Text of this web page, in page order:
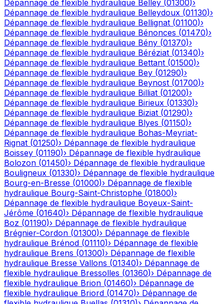
Dépannage de flexible hydraulique Belley (01300)›
Dépannage de flexible hydraulique Belleydoux (01130)›
Dépannage de flexible hydraulique Bellignat (01100)›
Dépannage de flexible hydraulique Bénonces (01470)›
Dépannage de flexible hydraulique Bény (01370)›
Dépannage de flexible hydraulique Béréziat (01340)›
Dépannage de flexible hydraulique Bettant (01500)›
Dépannage de flexible hydraulique Bey (01290)›
Dépannage de flexible hydraulique Beynost (01700)›
Dépannage de flexible hydraulique Billiat (01200)›
Dépannage de flexible hydraulique Birieux (01330)›
Dépannage de flexible hydraulique Biziat (01290)›
Dépannage de flexible hydraulique Blyes (01150)›
Dépannage de flexible hydraulique Bohas-Meyriat-
Rignat (01250)› Dépannage de flexible hydraulique
Boissey (01190)› Dépannage de flexible hydraulique
Bolozon (01450)› Dépannage de flexible hydraulique
Bouligneux (01330)› Dépannage de flexible hydraulique
Bourg-en-Bresse (01000)› Dépannage de flexible
hydraulique Bourg-Saint-Christophe (01800)›
Dépannage de flexible hydraulique Boyeux-Saint-
Jérôme (01640)› Dépannage de flexible hydraulique
Boz (01190)› Dépannage de flexible hydraulique
Brégnier-Cordon (01300)› Dépannage de flexible
hydraulique Brénod (01110)› Dépannage de flexible
hydraulique Brens (01300)› Dépannage de flexible
hydraulique Bresse Vallons (01340)› Dépannage de
flexible hydraulique Bressolles (01360)› Dépannage de
flexible hydraulique Brion (01460)› Dépannage de
flexible hydraulique Briord (01470)› Dépannage de